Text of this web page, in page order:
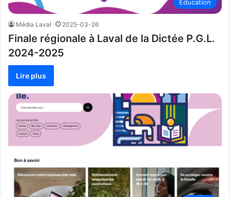
Éducation
Média Laval 2025-03-26
Finale régionale à Laval de la Dictée P.G.L.
2024-2025
Lire plus